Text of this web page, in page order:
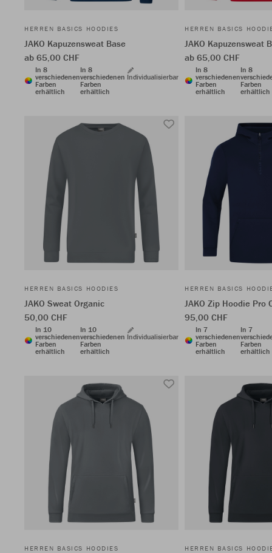
HERREN BASICS HOODIES
JAKO Kapuzensweat Base
ab 65,00 CHF
In 8
verschiedenen
Farben
erhältlich
In 8
verschiedenen
Farben
erhältlich
Individualisierbar
HERREN BASICS
JAKO Kapuzensweat
ab 65,00 CHF
In 8
verschiedenen
Farben
erhältlich
In 8
Farben
erhältlich
HERREN BASICS HOODIES
JAKO Sweat Organic
50,00 CHF
In 10
verschiedenen
Farben
erhältlich
In 10
verschiedenen
Farben
erhältlich
Individualisierbar
HERREN BASICS
JAKO Zip Hoodie Pro
95,00 CHF
In 7
verschiedenen
Farben
erhältlich
In 7
Farben
erhältlich
HERREN BASICS HOODIES HERREN BASICS